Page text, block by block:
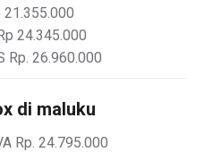
21.355.000
24.345.000
Rp. 26.960.000
di maluku
Rp. 24.795.000